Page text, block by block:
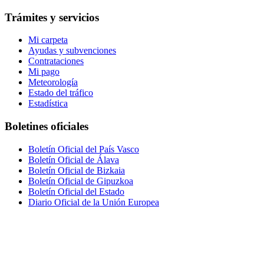
Trámites y servicios
Mi carpeta
Ayudas y subvenciones
Contrataciones
Mi pago
Meteorología
Estado del tráfico
Estadística
Boletines oficiales
Boletín Oficial del País Vasco
Boletín Oficial de Álava
Boletín Oficial de Bizkaia
Boletín Oficial de Gipuzkoa
Boletín Oficial del Estado
Diario Oficial de la Unión Europea